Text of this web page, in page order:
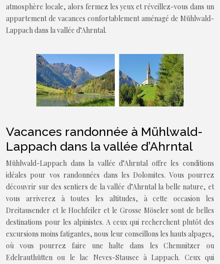
atmosphère locale, alors fermez les yeux et réveillez-vous dans un
appartement de vacances confortablement aménagé de Mühlwald-
Lappach dans la vallée d’Ahrntal.
Vacances randonnée à Mühlwald-
Lappach dans la vallée d’Ahrntal
Mühlwald-Lappach dans la vallée d’Ahrntal offre les conditions
idéales pour vos randonnées dans les Dolomites. Vous pourrez
découvrir sur des sentiers de la vallée d’Ahrntal la belle nature, et
vous arriverez à toutes les altitudes, à cette occasion les
Dreitausender et le Hochfeiler et le Grosse Möseler sont de belles
destinations pour les alpinistes. A ceux qui recherchent plutôt des
excursions moins fatigantes, nous leur conseillons les hauts alpages,
où vous pourrez faire une halte dans les Chemnitzer ou
Edelrauthütten ou le lac Neves-Stausee à Lappach. Ceux qui